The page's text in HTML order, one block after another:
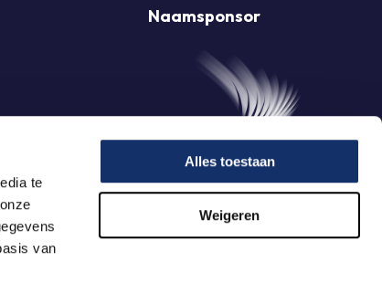
te
van
Alles toestaan
Weigeren
Naamsponsor